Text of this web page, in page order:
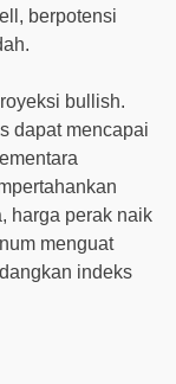
berpotensi
bullish.
dapat mencapai
harga perak naik
menguat
indeks